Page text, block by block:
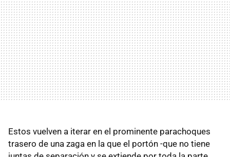
Estos vuelven a iterar en el prominente parachoques
trasero de una zaga en la que el portón -que no tiene